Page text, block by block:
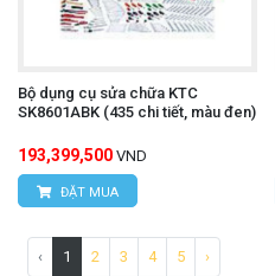
Bộ dụng cụ sửa chữa KTC
SK8601ABK (435 chi tiết, màu đen)
193,399,500 VND
ĐẶT MUA
‹ 1 2 3 4 5 ›